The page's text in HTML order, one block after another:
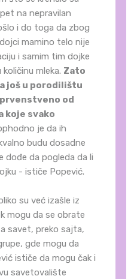
na nepravilan
i do toga da zbog
mamino telo nije
i samim tim dojke
mleka. Zato
još u porodilištu
od
koje svako
je da ih
budu dosadne
dođe da pogleda da li
- ističe Popević.
su već izašle iz
mogu da se obrate
savet, preko sajta,
gde mogu da
ističe da mogu čak i
savetovalište